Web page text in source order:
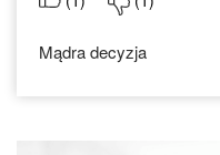
Mądra decyzja